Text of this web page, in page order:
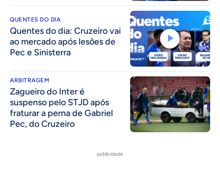
QUENTES DO DIA
Quentes do dia: Cruzeiro vai
ao mercado após lesões de
Pec e Sinisterra
ARBITRAGEM
Zagueiro do Inter é
suspenso pelo STJD após
fraturar a perna de Gabriel
Pec, do Cruzeiro
publicidade